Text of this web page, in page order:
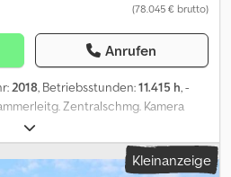
(78.045 € brutto)
Anrufen
2018, Betriebsstunden:11.415 h, -
Zentralschmg. Kamera
Informationen Typ: Radbagger
an Kurt Meurrens , ), um weitere
Kleinanzeige